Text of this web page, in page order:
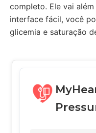
completo. Ele vai
interface fácil, você
glicemia e saturação